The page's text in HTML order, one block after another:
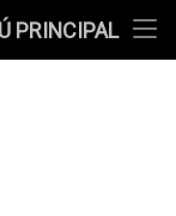
PRINCIPAL